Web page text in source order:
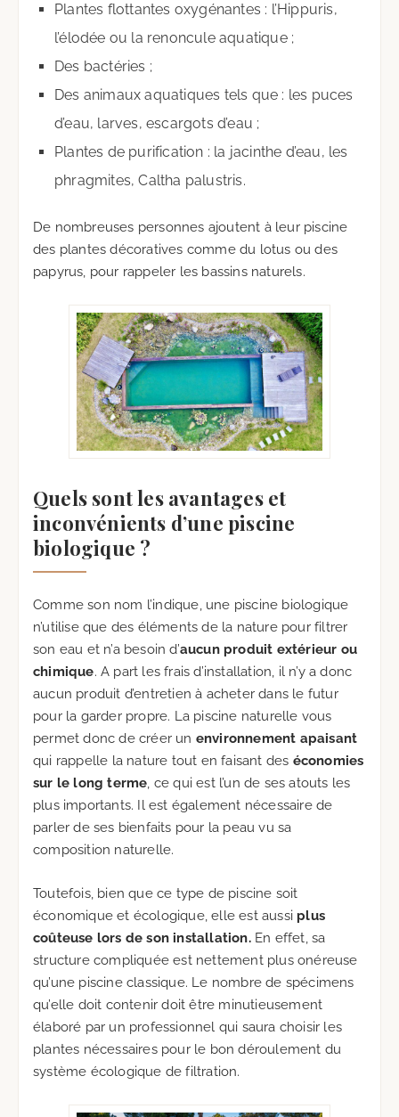
Plantes flottantes oxygénantes : l’Hippuris,
l’élodée ou la renoncule aquatique ;
Des bactéries ;
Des animaux aquatiques tels que : les puces
d’eau, larves, escargots d’eau ;
Plantes de purification : la jacinthe d’eau, les
phragmites, Caltha palustris.
De nombreuses personnes ajoutent à leur piscine
des plantes décoratives comme du lotus ou des
papyrus, pour rappeler les bassins naturels.
Quels sont les avantages et
inconvénients d’une piscine
biologique ?
Comme son nom l’indique, une piscine biologique
n’utilise que des éléments de la nature pour filtrer
son eau et n’a besoin d’aucun produit extérieur ou
chimique. A part les frais d’installation, il n’y a donc
aucun produit d’entretien à acheter dans le futur
pour la garder propre. La piscine naturelle vous
permet donc de créer un environnement apaisant
qui rappelle la nature tout en faisant des économies
sur le long terme, ce qui est l’un de ses atouts les
plus importants. Il est également nécessaire de
parler de ses bienfaits pour la peau vu sa
composition naturelle.
Toutefois, bien que ce type de piscine soit
économique et écologique, elle est aussi plus
coûteuse lors de son installation.En effet, sa
structure compliquée est nettement plus onéreuse
qu’une piscine classique. Le nombre de spécimens
qu’elle doit contenir doit être minutieusement
élaboré par un professionnel qui saura choisir les
plantes nécessaires pour le bon déroulement du
système écologique de filtration.